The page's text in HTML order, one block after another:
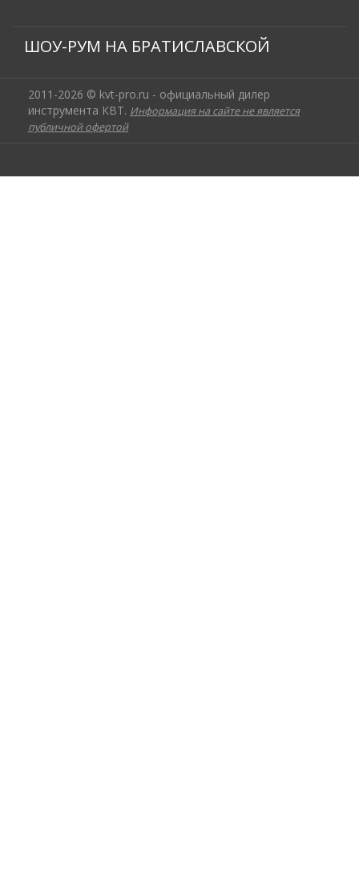
ШОУ-РУМ НА БРАТИСЛАВСКОЙ
2011-2026 © kvt-pro.ru - официальный дилер
инструмента КВТ. Информация на сайте не является
публичной офертой